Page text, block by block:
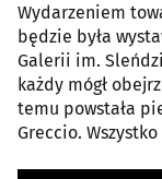
Wydarzeniem
będzie była
Galerii im.
każdy mógł
temu powstała
Greccio.